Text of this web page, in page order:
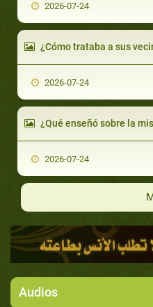
2026-07-24
¿Cómo trataba a sus
2026-07-24
¿Qué enseñó sobre la
2026-07-24
Audios